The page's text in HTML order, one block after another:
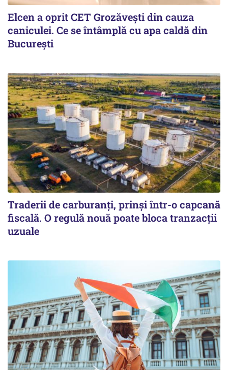
Elcen a oprit CET Grozăvești din cauza
caniculei. Ce se întâmplă cu apa caldă din
București
Traderii de carburanți, prinși într-o capcană
fiscală. O regulă nouă poate bloca tranzacții
uzuale